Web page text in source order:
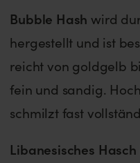
Bubble Hash wird
hergestellt und ist
reicht von goldgelb
fein und sandig.
schmilzt fast
Libanesisches Hasch